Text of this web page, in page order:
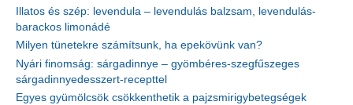
Illatos és szép: levendula – levendulás balzsam, levendulás-
barackos limonádé
Milyen tünetekre számítsunk, ha epekövünk van?
Nyári finomság: sárgadinnye – gyömbéres-szegfűszeges
sárgadinnyedesszert-recepttel
Egyes gyümölcsök csökkenthetik a pajzsmirigybetegségek